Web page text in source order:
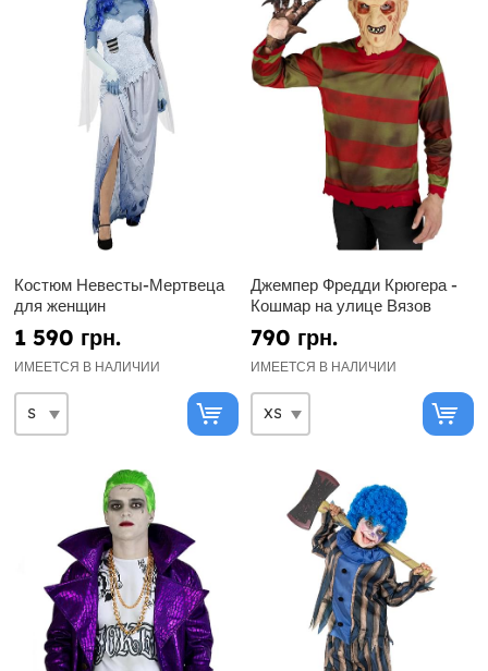
Костюм Невесты-Мертвеца
для женщин
1 590 грн.
ИМЕЕТСЯ В НАЛИЧИИ
Джемпер Фредди Крюгера -
Кошмар на улице Вязов
790 грн.
ИМЕЕТСЯ В НАЛИЧИИ